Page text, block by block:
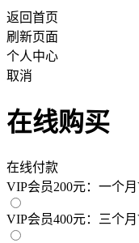
返回首页
刷新页面
个人中心
取消
在线购买
在线付款
VIP会员200元：一个
VIP会员400元：三个